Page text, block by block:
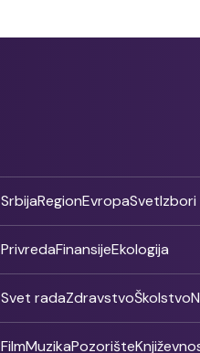
SrbijaRegionEvropaSvet
PrivredaFinansijeEkologija
Svet radaZdravstvoŠkolstvo
FilmMuzikaPozorište